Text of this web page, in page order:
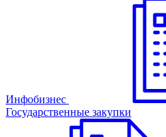
Инфобизнес
Государственные закупки